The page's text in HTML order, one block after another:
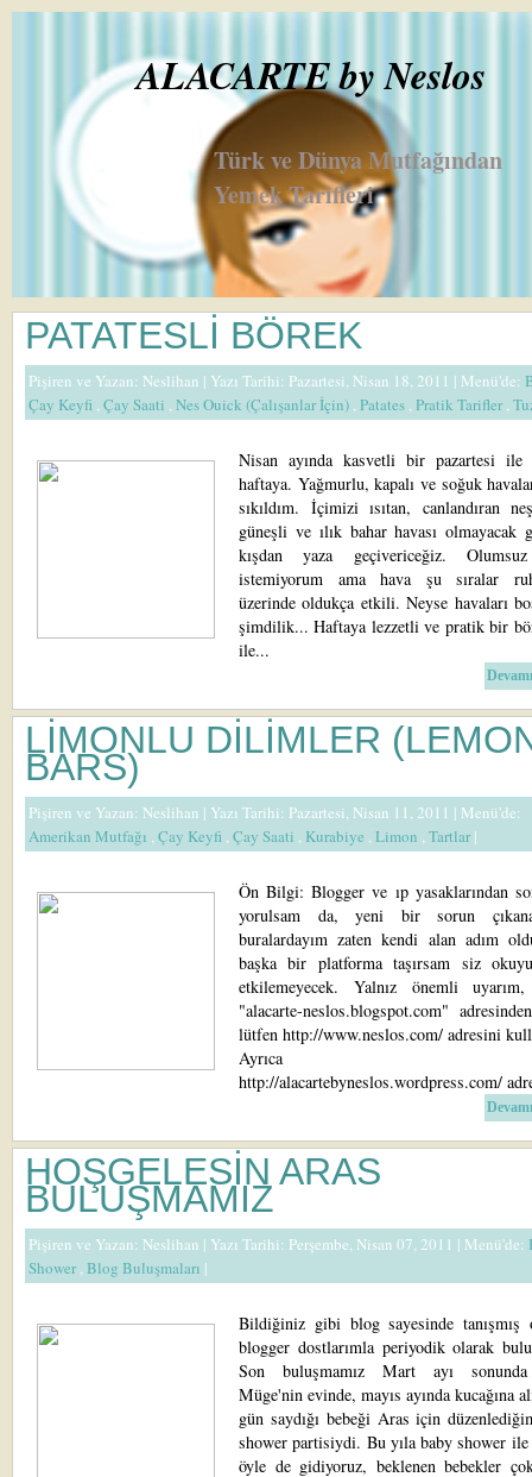
ALACARTE by Neslos
Türk ve Dünya Mutfağından
Yemek Tarifleri
PATATESLİ BÖREK
Pişiren ve Yazan: Neslihan | Yazı Tarihi: Pazartesi, Nisan 18, 2011 | Menü'de:
Çay Keyfi ,Çay Saati ,Nes Ouick (Çalışanlar İçin) ,Patates ,Pratik Tarifler,
Nisan ayında kasvetli bir pazartesi ile
haftaya. Yağmurlu, kapalı ve soğuk
sıkıldım. İçimizi ısıtan, canlandıran
güneşli ve ılık bahar havası olmayacak
kışdan yaza geçivericeğiz.
istemiyorum ama hava şu sıralar
üzerinde oldukça etkili. Neyse havaları
şimdilik... Haftaya lezzetli ve pratik bir
ile...
LİMONLU DİLİMLER
BARS)
Pişiren ve Yazan: Neslihan | Yazı Tarihi: Pazartesi, Nisan 11, 2011 | Menü'de:
Amerikan Mutfağı ,Çay Keyfi ,Çay Saati , Kurabiye ,Limon ,Tartlar|
Ön Bilgi: Blogger ve ıp yasaklarından
yorulsam da, yeni bir sorun
buralardayım zaten kendi alan adım
başka bir platforma taşırsam siz
etkilemeyecek. Yalnız önemli uyarım,
"alacarte-neslos.blogspot.com"
lütfen http://www.neslos.com/ adresini
Ayrıca
http://alacartebyneslos.wordpress.com/
HOŞGELESİN ARAS
BULUŞMAMIZ
Pişiren ve Yazan: Neslihan | Yazı Tarihi: Perşembe, Nisan 07, 2011 | Menü'de:
Shower,Blog Buluşmaları |
Bildiğiniz gibi blog sayesinde tanışmış
blogger dostlarımla periyodik olarak
Son buluşmamız Mart ayı
Müge'nin evinde, mayıs ayında kucağına
gün saydığı bebeği Aras için
shower partisiydi. Bu yıla baby shower ile
öyle de gidiyoruz, beklenen bebekler